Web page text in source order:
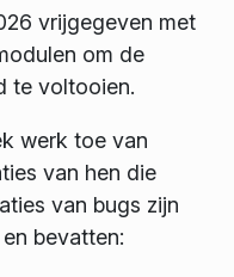
vrijgegeven met
om de
te voltooien.
werk toe van
van hen die
van bugs zijn
bevatten: